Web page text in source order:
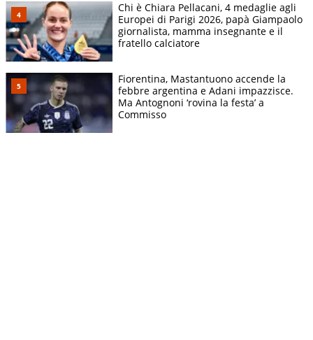
Chi è Chiara Pellacani, 4 medaglie agli
Europei di Parigi 2026, papà Giampaolo
giornalista, mamma insegnante e il
fratello calciatore
Fiorentina, Mastantuono accende la
febbre argentina e Adani impazzisce.
Ma Antognoni ‘rovina la festa’ a
Commisso